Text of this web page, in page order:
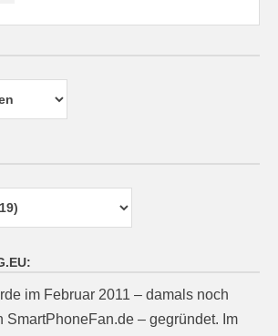
im Februar 2011 – damals noch
SmartPhoneFan.de – gegründet. Im